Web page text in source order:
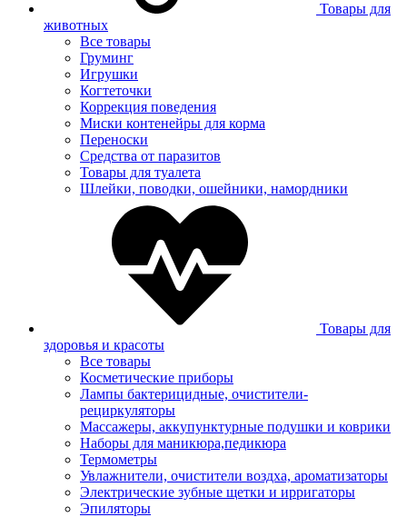
Товары для
животных
Все товары
Груминг
Игрушки
Когтеточки
Коррекция поведения
Миски контенейры для корма
Переноски
Средства от паразитов
Товары для туалета
Шлейки, поводки, ошейники, намордники
Товары для
здоровья и красоты
Все товары
Косметические приборы
Лампы бактерицидные, очистители-
рециркуляторы
Массажеры, аккупунктурные подушки и коврики
Наборы для маникюра,педикюра
Термометры
Увлажнители, очистители воздха, ароматизаторы
Электрические зубные щетки и ирригаторы
Эпиляторы